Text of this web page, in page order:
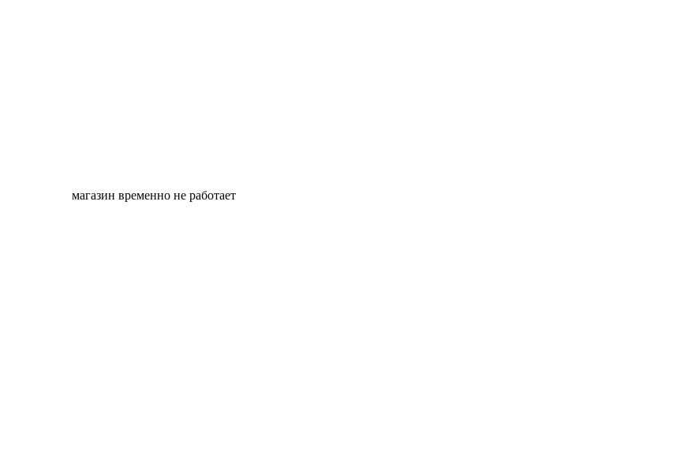
магазин временно не работает